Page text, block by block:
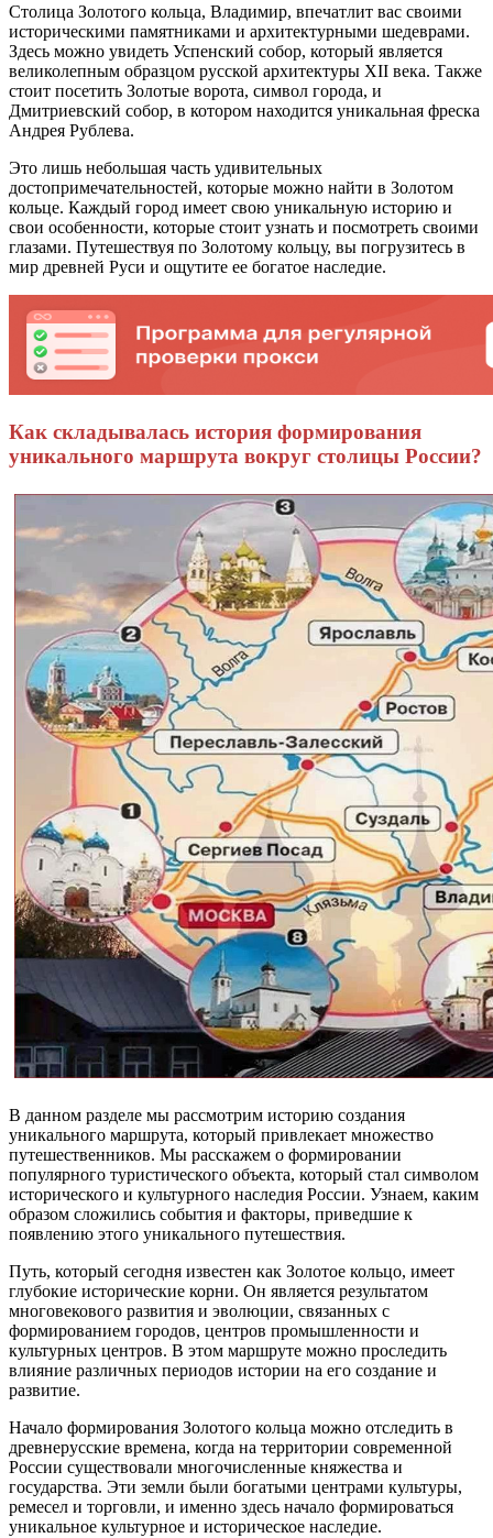
Столица Золотого кольца, Владимир, впечатлит вас своими
историческими памятниками и архитектурными шедеврами.
Здесь можно увидеть Успенский собор, который является
великолепным образцом русской архитектуры XII века. Также
стоит посетить Золотые ворота, символ города, и
Дмитриевский собор, в котором находится уникальная фреска
Андрея Рублева.
Это лишь небольшая часть удивительных
достопримечательностей, которые можно найти в Золотом
кольце. Каждый город имеет свою уникальную историю и
свои особенности, которые стоит узнать и посмотреть своими
глазами. Путешествуя по Золотому кольцу, вы погрузитесь в
мир древней Руси и ощутите ее богатое наследие.
Как складывалась история формирования
уникального маршрута вокруг столицы России?
В данном разделе мы рассмотрим историю создания
уникального маршрута, который привлекает множество
путешественников. Мы расскажем о формировании
популярного туристического объекта, который стал символом
исторического и культурного наследия России. Узнаем, каким
образом сложились события и факторы, приведшие к
появлению этого уникального путешествия.
Путь, который сегодня известен как Золотое кольцо, имеет
глубокие исторические корни. Он является результатом
многовекового развития и эволюции, связанных с
формированием городов, центров промышленности и
культурных центров. В этом маршруте можно проследить
влияние различных периодов истории на его создание и
развитие.
Начало формирования Золотого кольца можно отследить в
древнерусские времена, когда на территории современной
России существовали многочисленные княжества и
государства. Эти земли были богатыми центрами культуры,
ремесел и торговли, и именно здесь начало формироваться
уникальное культурное и историческое наследие.